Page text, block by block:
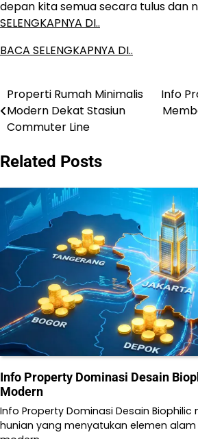
depan kita semua secara tulus dan
SELENGKAPNYA DI..
BACA SELENGKAPNYA DI..
Post
navigation
Properti Rumah Minimalis
Modern Dekat Stasiun
Commuter Line
Info
Related Posts
Info Property Dominasi Desain
Modern
Info Property Dominasi Desain
hunian yang menyatukan elemen